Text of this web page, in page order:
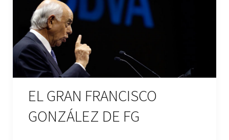
EL GRAN FRANCISCO
GONZÁLEZ DE FG